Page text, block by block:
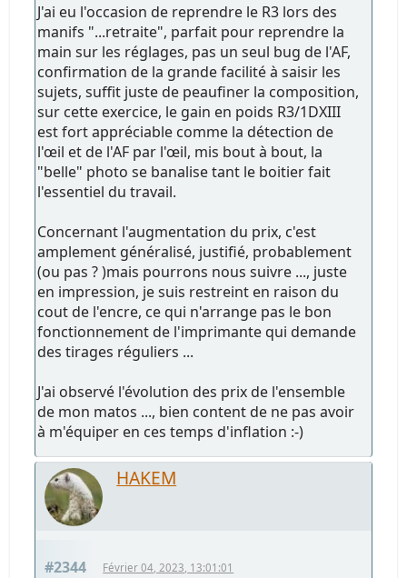
J'ai eu l'occasion de reprendre le R3 lors des
manifs "...retraite", parfait pour reprendre la
main sur les réglages, pas un seul bug de l'AF,
confirmation de la grande facilité à saisir les
sujets, suffit juste de peaufiner la composition,
sur cette exercice, le gain en poids R3/1DXIII
est fort appréciable comme la détection de
l'œil et de l'AF par l'œil, mis bout à bout, la
"belle" photo se banalise tant le boitier fait
l'essentiel du travail.
Concernant l'augmentation du prix, c'est
amplement généralisé, justifié, probablement
(ou pas ? )mais pourrons nous suivre ..., juste
en impression, je suis restreint en raison du
cout de l'encre, ce qui n'arrange pas le bon
fonctionnement de l'imprimante qui demande
des tirages réguliers ...
J'ai observé l'évolution des prix de l'ensemble
de mon matos ..., bien content de ne pas avoir
à m'équiper en ces temps d'inflation :-)
HAKEM
#2344 Février 04, 2023, 13:01:01